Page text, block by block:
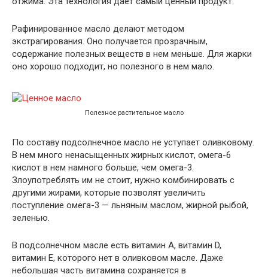
Рафинированное масло делают методом
экстрагирования. Оно получается прозрачным,
содержание полезных веществ в нем меньше. Для жарки
оно хорошо подходит, но полезного в нем мало.
Полезное растительное масло
По составу подсолнечное масло не уступает оливковому.
В нем много ненасыщенных жирных кислот, омега-6
кислот в нем намного больше, чем омега-3.
Злоупотреблять им не стоит, нужно комбинировать с
другими жирами, которые позволят увеличить
поступление омега-3 — льняным маслом, жирной рыбой,
зеленью.
В подсолнечном масле есть витамин А, витамин D,
витамин Е, которого нет в оливковом масле. Даже
небольшая часть витамина сохраняется в